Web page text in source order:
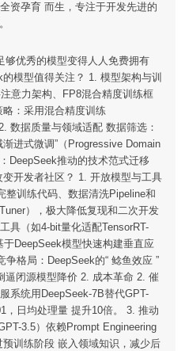
资孕育 而生，专注于开发先进的
够优秀的模型变得人人免费拥有
模型值得关注？ 1. 模型架构与训
意力架构、FP8混合精度训练框
：采用混合精度训练
数据质量与领域适配 数据筛选：
进式微调”（Progressive Domain
DeepSeek推动的技术范式迁移
开发者社区？ 1. 开放模型与工具
整训练代码、数据清洗Pipeline和
），极大降低复现和二次开发
具（如4-bit量化适配TensorRT-
DeepSeek模型快速构建垂直应
格局：DeepSeek的“ 鲶鱼效应 ”
逼闭源模型降价 2. 成本革命 2. 催
系统用DeepSeek-7B替代GPT-
，日均处理量 提升10倍。 3. 推动
3.5）依赖Prompt Engineering
训练阶段 嵌入领域知识，减少后